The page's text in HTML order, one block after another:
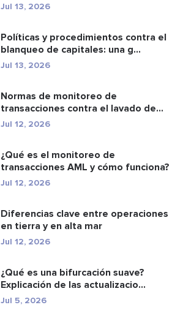
Jul 13, 2026
Políticas y procedimientos contra el
blanqueo de capitales: una g...
Jul 13, 2026
Normas de monitoreo de
transacciones contra el lavado de
dinero: c...
Jul 12, 2026
¿Qué es el monitoreo de
transacciones AML y cómo funciona?
Jul 12, 2026
Diferencias clave entre operaciones
en tierra y en alta mar
Jul 12, 2026
¿Qué es una bifurcación suave?
Explicación de las actualizacio...
Jul 5, 2026